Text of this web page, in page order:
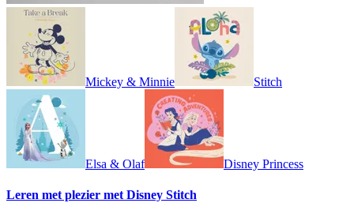
Mickey & Minnie Stitch
Elsa & Olaf Disney Princess
Leren met plezier met Disney Stitch